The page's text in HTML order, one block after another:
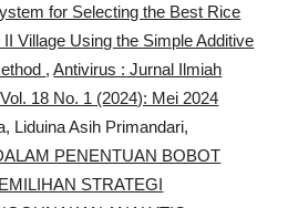
for Selecting the Best Rice
Village Using the Simple Additive
,Antivirus : Jurnal Ilmiah
18 No. 1 (2024): Mei 2024
Liduina Asih Primandari,
PENENTUAN BOBOT
STRATEGI